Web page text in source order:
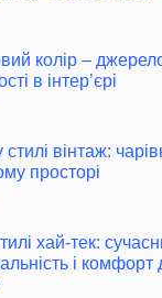
колір –
в інтер’єрі
стилі вінтаж:
просторі
хай-тек:
і